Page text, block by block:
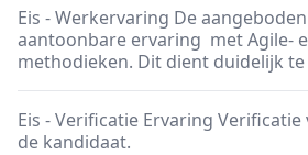
Eis - Werkervaring De
aantoonbare ervaring met Agile-
methodieken. Dit dient duidelijk
Eis - Verificatie Ervaring
de kandidaat.